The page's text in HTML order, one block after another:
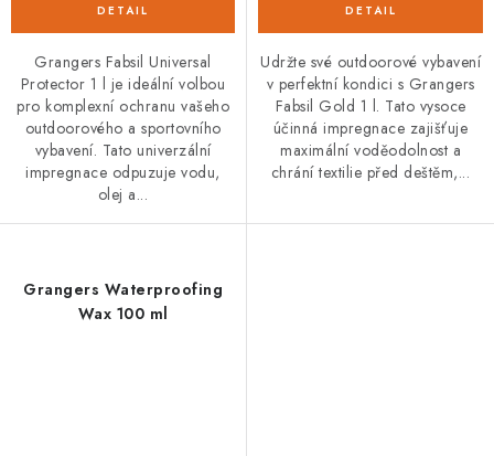
Grangers Fabsil Universal
Protector 1 l je ideální volbou
pro komplexní ochranu vašeho
outdoorového a sportovního
vybavení. Tato univerzální
impregnace odpuzuje vodu,
olej a...
Udržte své outdoorové vybavení
v perfektní kondici s Grangers
Fabsil Gold 1 l. Tato vysoce
účinná impregnace zajišťuje
maximální voděodolnost a
chrání textilie před deštěm,...
Grangers Waterproofing
Wax 100 ml